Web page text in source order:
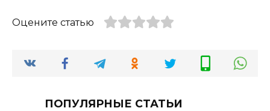
Оцените статью
ПОПУЛЯРНЫЕ СТАТЬИ